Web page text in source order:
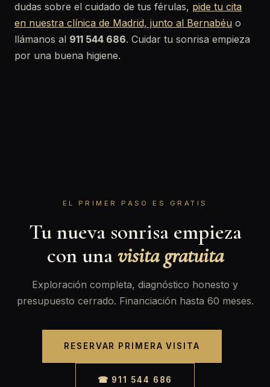
dudas sobre el cuidado de tus férulas, pide tu cita
en nuestra clínica de Madrid, junto al Bernabéu o
llámanos al 911 544 686. Cuidar tu sonrisa empieza
por una buena higiene.
EL PRIMER PASO ES GRATIS
Tu nueva sonrisa empieza
con unavisita gratuita
Exploración completa, diagnóstico honesto y
presupuesto cerrado. Financiación hasta 60 meses.
RESERVAR PRIMERA VISITA
☎ 911 544 686